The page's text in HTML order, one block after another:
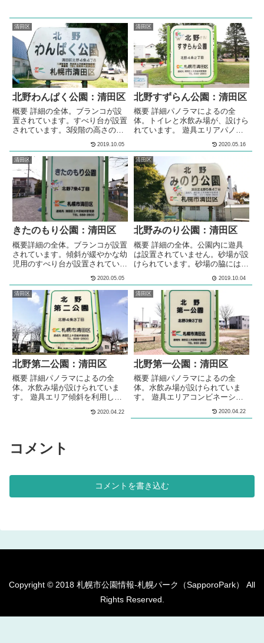
清田区
北野わんぱく公園：清田区
概要 詳細の全体。ブランコが設
置されています。すべり台が設置
されています。3段階の高さの鉄
けられています。ベンチが設置さ
れています。 メモ住宅街の中に
ある、公園です。 基本情報郵便
番号〒004-0864住所北海道札幌
市清田区北野４条４丁目１１管理
問い合わせ
2019.10.05
清田区
北野すずらん公園：清田区
概要 詳細パノラマによるの全
体。トイレと水飲み場が、設けら
れています。 遊具エリアパノラ
ビネーション遊具が設置されてい
ます。2基のブランコが設置され
ています。スプリング遊具が２基
設置されています。4段階の高さ
の鉄棒が設置されています。砂場
が設けられています。 多目的広
場 パノラマによるの多目的広
場。多目的な利用が可能な広場が
設けられています。多目的広場に
は、1.5メー...
2020.05.16
清田区
きたのもり公園：清田区
概要詳細の全体。ブランコが設置
されています。傾斜が緩やかな幼
児用のすべり台が設置されていま
れています。3段階の高さの鉄棒
が設置されています。スプリング
式のシーソーが設置されていま
す。対面式のテーブルベンチセッ
トが設置されています。メモ住宅
街の中にある公園です。隣に札幌
北の保育園があり、幼児が遊べる
公園となっています。近くに北野
たかくら緑地があります。近隣の
方は、近道と...
2020.05.05
清田区
北野みのり公園：清田区
概要 詳細の全体。公園内に遊具
は設置されていません。砂場が設
けられています。砂場の脇には、
式のテーブルベンチセットが設置
されています。 メモ住宅街の中
にある、公園です。公園内に遊具
は設置されていません。 基本情
報郵便番号〒004-0865住所北海
道札幌市清田区北野５条４丁目５
管理問い合わせ
2019.10.04
清田区
北野第二公園：清田区
概要 詳細パノラマによるの全
体。水飲み場が設けられていま
す。 遊具エリア傾斜を利用して
ています。コンビネーション遊具
れています。船の形をした砂場が
設けられています。シェルター型
出来る広場が設けられています。
2メートルほどの高さのスキー山
2020.04.22
清田区
北野第一公園：清田区
概要 詳細パノラマによるの全
体。水飲み場が設けられていま
す。 遊具エリアコンビネーショ
用テーブルベンチセットが設置さ
ています。１メートルほどの高さ
の山が作られています。冬には、
2020.04.22
コメント
コメントを書き込む
Copyright © 2018 札幌市公園情報-札幌パーク（SapporoPark） All
Rights Reserved.